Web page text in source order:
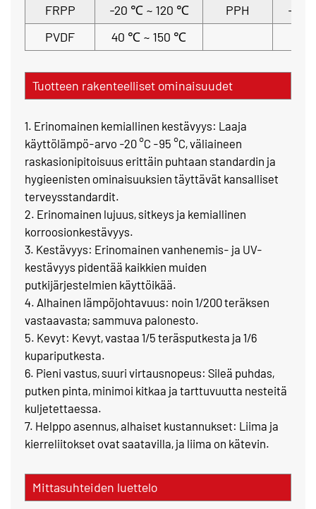
FRPP
-20 ℃ ~ 120 ℃ PPH
-20
PVDF
40 ℃ ~ 150 ℃
Tuotteen rakenteelliset ominaisuudet
1. Erinomainen kemiallinen kestävyys: Laaja
käyttölämpö-arvo -20 °C -95 °C, väliaineen
raskasionipitoisuus erittäin puhtaan standardin ja
hygieenisten ominaisuuksien täyttävät kansalliset
terveysstandardit.
2. Erinomainen lujuus, sitkeys ja kemiallinen
korroosionkestävyys.
3. Kestävyys: Erinomainen vanhenemis- ja UV-
kestävyys pidentää kaikkien muiden
putkijärjestelmien käyttöikää.
4. Alhainen lämpöjohtavuus: noin 1/200 teräksen
vastaavasta; sammuva palonesto.
5. Kevyt: Kevyt, vastaa 1/5 teräsputkesta ja 1/6
kupariputkesta.
6. Pieni vastus, suuri virtausnopeus: Sileä puhdas,
putken pinta, minimoi kitkaa ja tarttuvuutta nesteitä
kuljetettaessa.
7. Helppo asennus, alhaiset kustannukset: Liima ja
kierreliitokset ovat saatavilla, ja liima on kätevin.
Mittasuhteiden luettelo